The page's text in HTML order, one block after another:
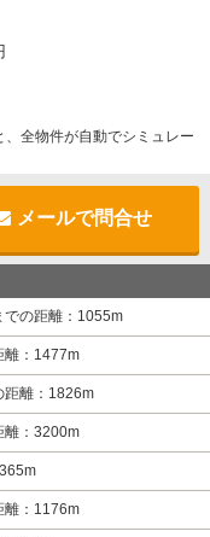
全物件が自動でシミュレー
メールで問合せ
での距離：1055m
離：1477m
距離：1826m
離：3200m
離：1176m